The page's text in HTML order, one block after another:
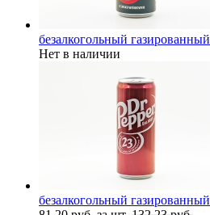
безалкогольный
Нет в наличии
безалкогольный